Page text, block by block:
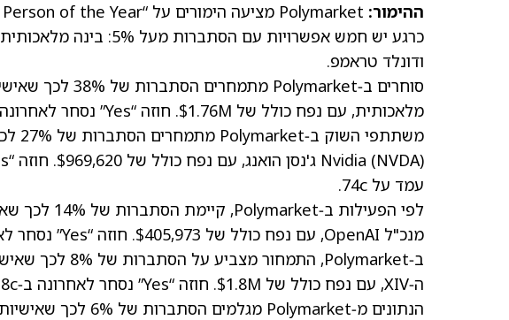
ההימור:
ודונלד טראמפ.
מלאכותית, עם נפח כולל של $1.76M. חוזה “Yes” נסחר לאחרונה ב‑38c, בעוד שחוזה “No” עמד על 63c.
Nvidia (NVDA
עמד על 74c.
מנכ"ל OpenAI, עם נפח כולל של $405,973. חוזה “Yes” נסחר לאחרונה ב‑14c, בעוד שחוזה “No” עמד על 87c.
ה‑XIV, עם נפח כולל של $1.8M. חוזה “Yes” נסחר לאחרונה ב‑8c, בעוד שחוזה “No” עמד על 93c.
הנתונים מ‑Polymarket מגלמים הסתברות של 6% לכך שאישיות השנה של TIME 2025 תהיה